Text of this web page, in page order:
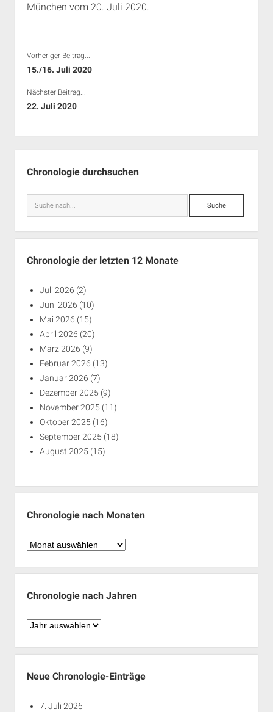
München vom 20. Juli 2020.
Vorheriger Beitrag...
15./16. Juli 2020
Nächster Beitrag...
22. Juli 2020
Chronologie durchsuchen
Suche
Chronologie der letzten 12 Monate
Juli 2026 (2)
Juni 2026 (10)
Mai 2026 (15)
April 2026 (20)
März 2026 (9)
Februar 2026 (13)
Januar 2026 (7)
Dezember 2025 (9)
November 2025 (11)
Oktober 2025 (16)
September 2025 (18)
August 2025 (15)
Chronologie nach Monaten
Chronologie
Monaten
Chronologie nach Jahren
Chronologie
Jahren
Neue Chronologie-Einträge
7. Juli 2026